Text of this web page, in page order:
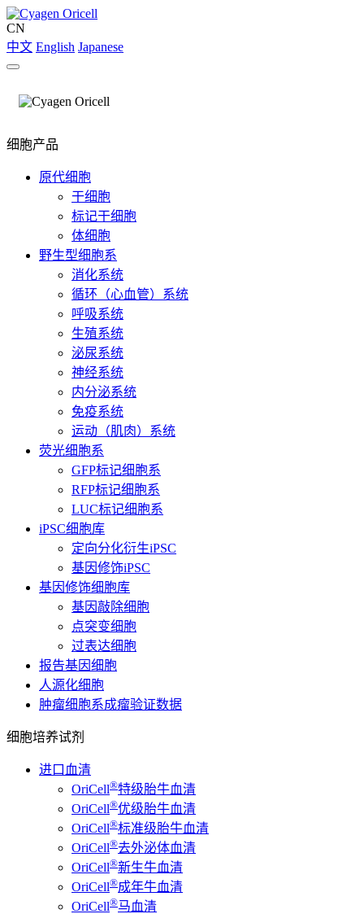
CN
中文 English Japanese
细胞产品
原代细胞
干细胞
标记干细胞
体细胞
野生型细胞系
消化系统
循环（心血管）系统
呼吸系统
生殖系统
泌尿系统
神经系统
内分泌系统
免疫系统
运动（肌肉）系统
荧光细胞系
GFP标记细胞系
RFP标记细胞系
LUC标记细胞系
iPSC细胞库
定向分化衍生iPSC
基因修饰iPSC
基因修饰细胞库
基因敲除细胞
点突变细胞
过表达细胞
报告基因细胞
人源化细胞
肿瘤细胞系成瘤验证数据
细胞培养试剂
进口血清
OriCell®特级胎牛血清
OriCell®优级胎牛血清
OriCell®标准级胎牛血清
OriCell®去外泌体血清
OriCell®新生牛血清
OriCell®成年牛血清
OriCell®马血清